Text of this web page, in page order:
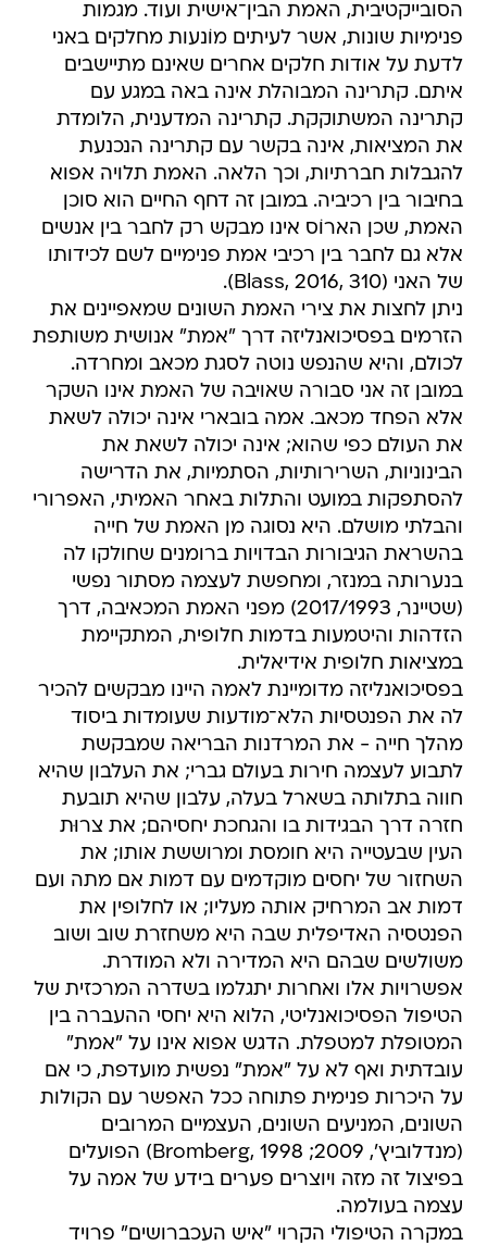
הסובייקטיבית, האמת הבין־אישית ועוד. מגמות
פנימיות שונות, אשר לעיתים מוֹנעות מחלקים באני
לדעת על אודות חלקים אחרים שאינם מתיישבים
איתם. קתרינה המבוהלת אינה באה במגע עם
קתרינה המשתוקקת. קתרינה המדענית, הלומדת
את המציאות, אינה בקשר עם קתרינה הנכנעת
להגבלות חברתיות, וכך הלאה. האמת תלויה אפוא
בחיבור בין רכיביה. במובן זה דחף החיים הוא סוכן
האמת, שכן הארוֹס אינו מבקש רק לחבר בין אנשים
אלא גם לחבר בין רכיבי אמת פנימיים לשם לכידותו
של האני (Blass, 2016, 310).
ניתן לחצות את צירי האמת השונים שמאפיינים את
הזרמים בפסיכואנליזה דרך "אמת" אנושית משותפת
לכולם, והיא שהנפש נוטה לסגת מכאב ומחרדה.
במובן זה אני סבורה שאויבה של האמת אינו השקר
אלא הפחד מכאב. אמה בובארי אינה יכולה לשאת
את העולם כפי שהוא; אינה יכולה לשאת את
הבינוניות, השרירותיות, הסתמיות, את הדרישה
להסתפקות במועט והתלות באחר האמיתי, האפרורי
והבלתי מושלם. היא נסוגה מן האמת של חייה
בהשראת הגיבורות הבדויות ברומנים שחולקו לה
בנערותה במנזר, ומחפשת לעצמה מסתור נפשי
(שטיינר, 2017/1993) מפני האמת המכאיבה, דרך
הזדהות והיטמעות בדמות חלופית, המתקיימת
במציאות חלופית אידיאלית.
בפסיכואנליזה מדומיינת לאמה היינו מבקשים להכיר
לה את הפנטסיות הלא־מודעות שעומדות ביסוד
מהלך חייה - את המרדנות הבריאה שמבקשת
לתבוע לעצמה חירות בעולם גברי; את העלבון שהיא
חווה בתלותה בשארל בעלה, עלבון שהיא תובעת
חזרה דרך הבגידות בו והגחכת יחסיהם; את צרוּת
העין שבעטייה היא חומסת ומרוששת אותו; את
השחזור של יחסים מוקדמים עם דמות אם מתה ועם
דמות אב המרחיק אותה מעליו; או לחלופין את
הפנטסיה האדיפלית שבה היא משחזרת שוב ושוב
משולשים שבהם היא המדירה ולא המודרת.
אפשרויות אלו ואחרות יתגלמו בשדרה המרכזית של
הטיפול הפסיכואנליטי, הלוא היא יחסי ההעברה בין
המטופלת למטפלת. הדגש אפוא אינו על "אמת"
עובדתית ואף לא על "אמת" נפשית מועדפת, כי אם
על היכרות פנימית פתוחה ככל האפשר עם הקולות
השונים, המניעים השונים, העצמיים המרובים
(מנדלוביץ', 2009; Bromberg, 1998) הפועלים
בפיצול זה מזה ויוצרים פערים בידע של אמה על
עצמה בעולמה.
במקרה הטיפולי הקרוי "איש העכברושים" פרויד